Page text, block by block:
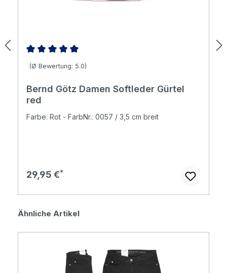
Durchschnittliche Bewertung von 5 von 5 Sternen
(Ø Bewertung: 5.0)
Bernd Götz Damen Softleder Gürtel
red
Farbe: Rot - FarbNr.: 0057 / 3,5 cm breit
Regulärer Preis:
29,95 €
Produktgalerie überspringen
Ähnliche Artikel